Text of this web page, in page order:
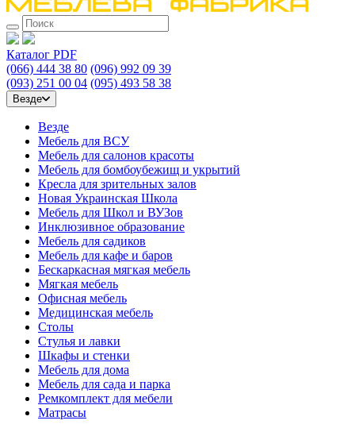
Каталог PDF
(066) 444 38 80 (096) 992 09 39
(093) 251 00 04 (095) 493 58 38
Везде
Везде
Мебель для ВСУ
Мебель для салонов красоты
Мебель для бомбоубежищ и укрытий
Кресла для зрительных залов
Новая Украинская Школа
Мебель для Школ и ВУЗов
Инклюзивное образование
Мебель для садиков
Мебель для кафе и баров
Бескаркасная мягкая мебель
Мягкая мебель
Офисная мебель
Медицинская мебель
Столы
Стулья и лавки
Шкафы и стенки
Мебель для дома
Мебель для сада и парка
Ремкомплект для мебели
Матрасы